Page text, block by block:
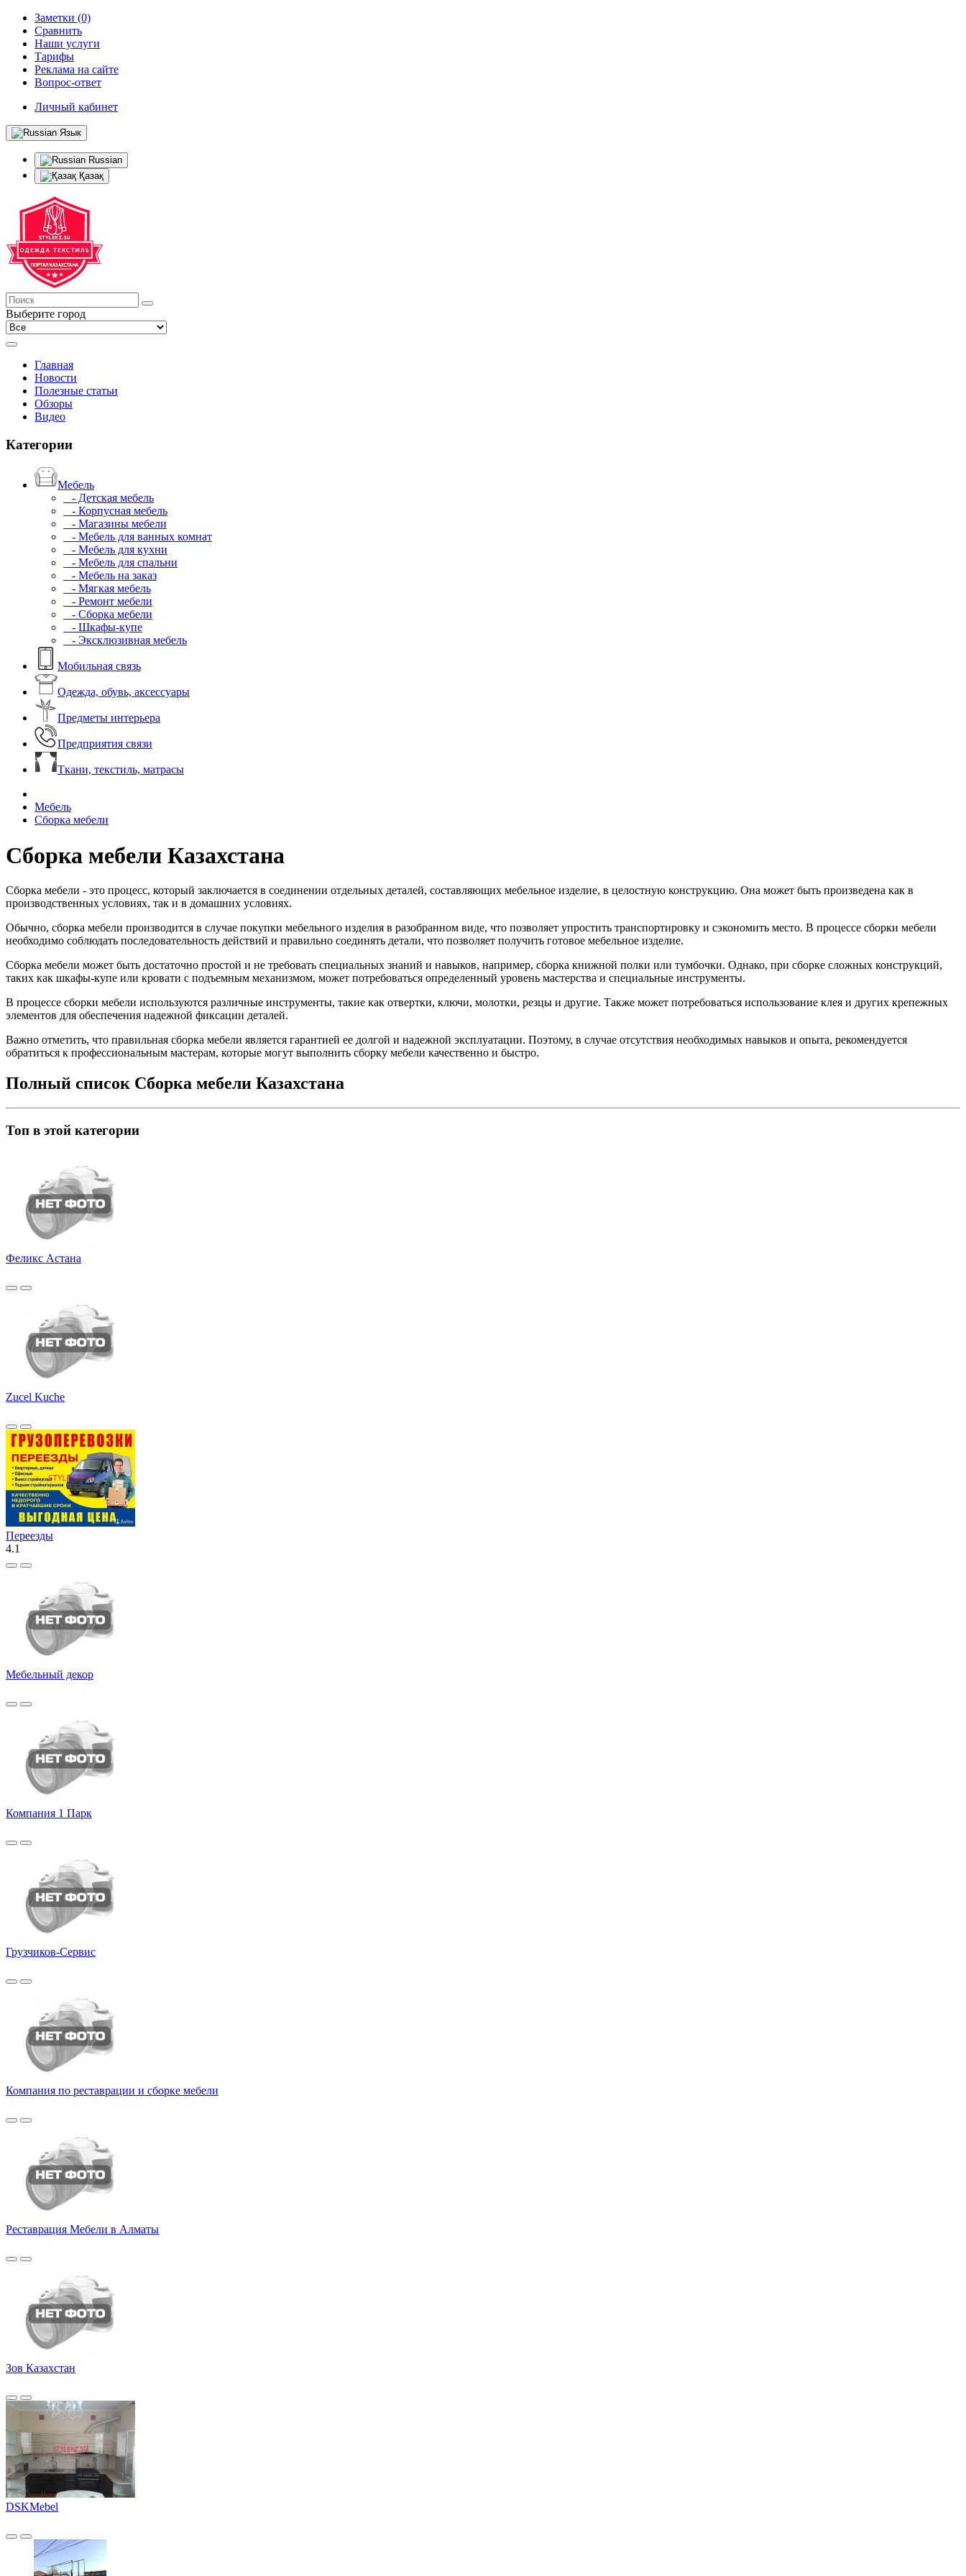
Заметки (0)
Сравнить
Наши услуги
Тарифы
Реклама на сайте
Вопрос-ответ
Личный кабинет
Язык
Russian
Қазақ
Выберите город
Главная
Новости
Полезные статьи
Обзоры
Видео
Категории
Мебель
- Детская мебель
- Корпусная мебель
- Магазины мебели
- Мебель для ванных комнат
- Мебель для кухни
- Мебель для спальни
- Мебель на заказ
- Мягкая мебель
- Ремонт мебели
- Сборка мебели
- Шкафы-купе
- Эксклюзивная мебель
Мобильная связь
Одежда, обувь, аксессуары
Предметы интерьера
Предприятия связи
Ткани, текстиль, матрасы
Мебель
Сборка мебели
Сборка мебели Казахстана
Сборка мебели - это процесс, который заключается в соединении отдельных деталей, составляющих мебельное изделие, в целостную конструкцию. Она может быть произведена как в
производственных условиях, так и в домашних условиях.
Обычно, сборка мебели производится в случае покупки мебельного изделия в разобранном виде, что позволяет упростить транспортировку и сэкономить место. В процессе сборки мебели
необходимо соблюдать последовательность действий и правильно соединять детали, что позволяет получить готовое мебельное изделие.
Сборка мебели может быть достаточно простой и не требовать специальных знаний и навыков, например, сборка книжной полки или тумбочки. Однако, при сборке сложных конструкций,
таких как шкафы-купе или кровати с подъемным механизмом, может потребоваться определенный уровень мастерства и специальные инструменты.
В процессе сборки мебели используются различные инструменты, такие как отвертки, ключи, молотки, резцы и другие. Также может потребоваться использование клея и других крепежных
элементов для обеспечения надежной фиксации деталей.
Важно отметить, что правильная сборка мебели является гарантией ее долгой и надежной эксплуатации. Поэтому, в случае отсутствия необходимых навыков и опыта, рекомендуется
обратиться к профессиональным мастерам, которые могут выполнить сборку мебели качественно и быстро.
Полный список Сборка мебели Казахстана
Топ в этой категории
Феликс Астана
Zucel Kuche
Переезды
4.1
Мебельный декор
Компания 1 Парк
Грузчиков-Сервис
Компания по реставрации и сборке мебели
Реставрация Мебели в Алматы
Зов Казахстан
DSKMebel